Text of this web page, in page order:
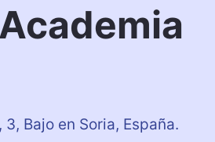
Bajo en Soria, España.